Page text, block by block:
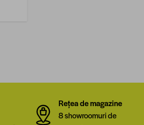
Rețea de magazine
8 showroomuri de